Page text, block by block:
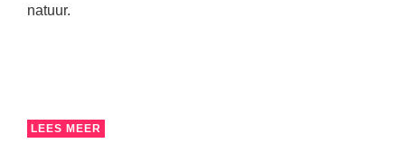
natuur.
LEES MEER